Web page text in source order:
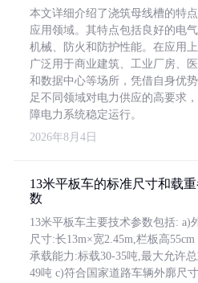
本文详细介绍了浇筑母线槽的特
应用领域。其特点包括良好的电气
机械、防火和防护性能。在应用上
广泛用于商业建筑、工业厂房、
和数据中心等场所，凭借自身优
足不同领域对电力供应的高要求
障电力系统稳定运行。
2026年8月4日
13米平板车的标准尺寸和载
数
13米平板车主要技术参数包括: a)
尺寸:长13m×宽2.45m,栏板高55cm
承载能力:标载30-35吨,最大允许
49吨 c)符合国家道路车辆外廓尺